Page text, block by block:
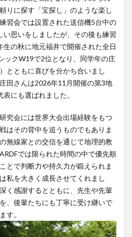
りに探す「宝探し」のような楽し
習会では設置された送信機5台中の
い思いをしましたが、その後も練習
の秋に地元福井で開催された全日
ックW19で2位となり、同学年の庄
とともに喜びを分かち合いまし
田さんは2026年11月開催の第3地
にも選ばれました。
究会には世界大会出場経験をもつ
はその背中を追うものでもありま
無線家との交信を通じて地理的教
では限られた時間の中で優先順
とで判断力や持久力が鍛えられま
私を大きく成長させてくれまし
く感謝するとともに、先生や先輩
、後輩たちにも丁寧に受け継いで
す。